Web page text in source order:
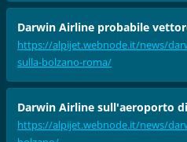
Darwin Airline probabile
https://alpijet.webnode.it/news/
sulla-bolzano-roma/
Darwin Airline sull'aeroporto
https://alpijet.webnode.it/news/